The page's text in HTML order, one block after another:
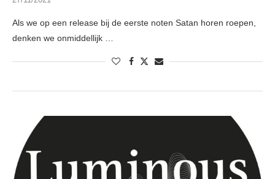
Als we op een release bij de eerste noten Satan horen roepen,
denken we onmiddellijk …